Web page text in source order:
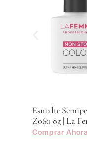
Esmalte
Z060 8g | La
Comprar Ahora